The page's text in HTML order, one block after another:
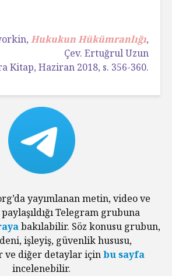
Hukukun Hükümranlığı,
Çev. Ertuğrul Uzun
Kitap, Haziran 2018, s. 356-360.
yayımlanan metin, video ve
Telegram grubuna
bakılabilir. Söz konusu grubun,
işleyiş, güvenlik hususu,
ve diğer detaylar içinbu sayfa
incelenebilir.